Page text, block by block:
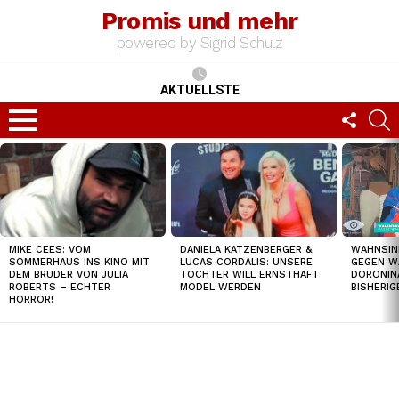
Promis und mehr
powered by Sigrid Schulz
AKTUELLSTE
Menu
US
TOP
NEWS
MIKE CEES: VOM
SOMMERHAUS INS KINO MIT
DEM BRUDER VON JULIA
ROBERTS – ECHTER
HORROR!
DANIELA KATZENBERGER &
LUCAS CORDALIS: UNSERE
TOCHTER WILL ERNSTHAFT
MODEL WERDEN
GEGEN